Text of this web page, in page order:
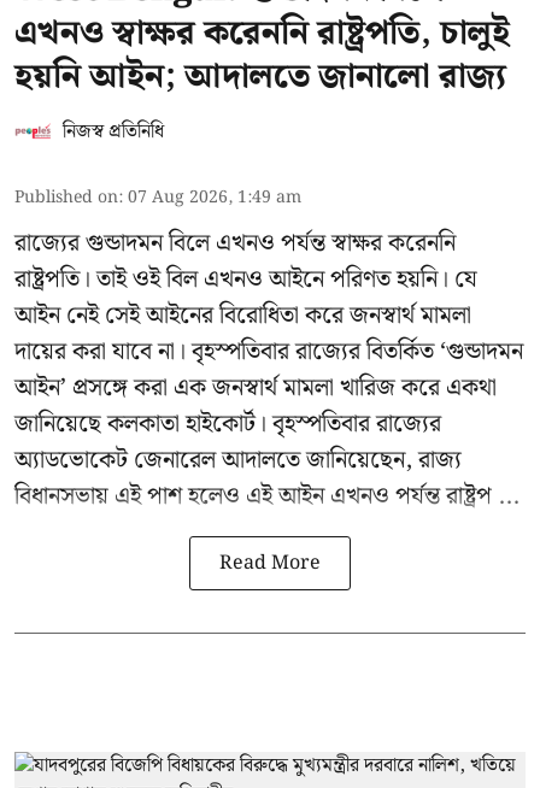
এখনও স্বাক্ষর করেননি রাষ্ট্রপতি, চালুই
হয়নি আইন; আদালতে জানালো রাজ্য
নিজস্ব প্রতিনিধি
Published on:07 Aug 2026, 1:49 am
রাজ্যের গুন্ডাদমন বিলে এখনও পর্যন্ত স্বাক্ষর করেননি
রাষ্ট্রপতি। তাই ওই বিল এখনও আইনে পরিণত হয়নি। যে
আইন নেই সেই আইনের বিরোধিতা করে জনস্বার্থ মামলা
দায়ের করা যাবে না। বৃহস্পতিবার রাজ্যের বিতর্কিত ‘গুন্ডাদমন
আইন’ প্রসঙ্গে করা এক জনস্বার্থ মামলা খারিজ করে একথা
জানিয়েছে কলকাতা হাইকোর্ট। বৃহস্পতিবার রাজ্যের
অ্যাডভোকেট জেনারেল আদালতে জানিয়েছেন, রাজ্য
বিধানসভায় এই পাশ হলেও এই আইন এখনও পর্যন্ত রাষ্ট্রপ ...
Read More